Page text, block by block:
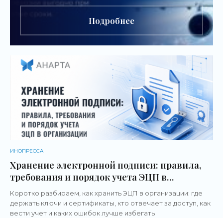
Подробнее
ИНОПРЕССА
Хранение электронной подписи: правила,
требования и порядок учета ЭЦП в
организации
Коротко разбираем, как хранить ЭЦП в организации: где
держать ключи и сертификаты, кто отвечает за доступ, как
вести учет и каких ошибок лучше избегать